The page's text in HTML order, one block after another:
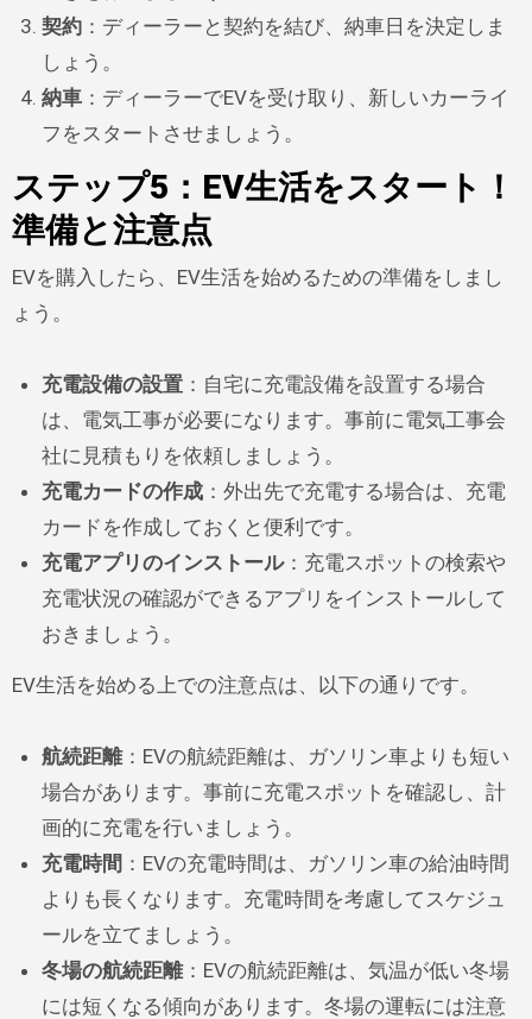
契約 ：ディーラーと契約を結び、納車日を決定しま
しょう。
納車 ：ディーラーでEVを受け取り、新しいカーライ
フをスタートさせましょう。
ステップ5：EV生活をスタート！
準備と注意点
EVを購入したら、EV生活を始めるための準備をしまし
ょう。
充電設備の設置 ：自宅に充電設備を設置する場合
は、電気工事が必要になります。事前に電気工事会
社に見積もりを依頼しましょう。
充電カードの作成 ：外出先で充電する場合は、充電
カードを作成しておくと便利です。
充電アプリのインストール：充電スポットの検索や
充電状況の確認ができるアプリをインストールして
おきましょう。
EV生活を始める上での注意点は、以下の通りです。
航続距離：EVの航続距離は、ガソリン車よりも短い
場合があります。事前に充電スポットを確認し、計
画的に充電を行いましょう。
充電時間 ：EVの充電時間は、ガソリン車の給油時間
よりも長くなります。充電時間を考慮してスケジュ
ールを立てましょう。
冬場の航続距離：EVの航続距離は、気温が低い冬場
には短くなる傾向があります。冬場の運転には注意